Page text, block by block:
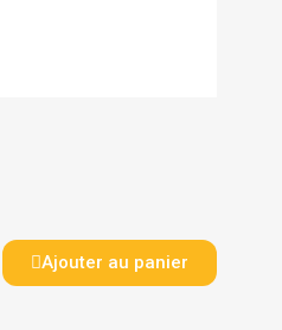
Ajouter au panier